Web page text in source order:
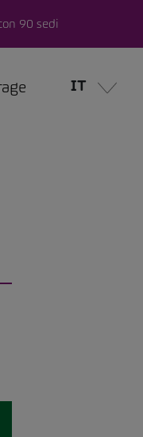
90 sedi
IT